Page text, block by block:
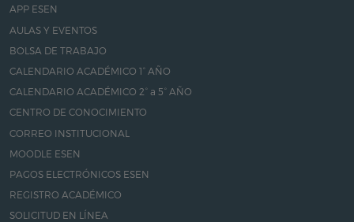
APP ESEN
AULAS Y EVENTOS
BOLSA DE TRABAJO
CALENDARIO ACADÉMICO 1° AÑO
CALENDARIO ACADÉMICO 2° a 5° AÑO
CENTRO DE CONOCIMIENTO
CORREO INSTITUCIONAL
MOODLE ESEN
PAGOS ELECTRÓNICOS ESEN
REGISTRO ACADÉMICO
SOLICITUD EN LÍNEA